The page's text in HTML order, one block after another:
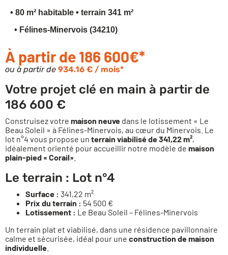
• 80 m² habitable • terrain 341 m²
• Félines-Minervois (34210)
À partir de 186 600€*
ou à partir de 934.16 € / mois*
Votre projet clé en main à partir de
186 600 €
Construisez votre maison neuve dans le lotissement « Le
Beau Soleil » à Félines-Minervois, au cœur du Minervois. Le
lot n°4 vous propose un terrain viabilisé de 341,22 m²,
idéalement orienté pour accueillir notre modèle de maison
plain-pied « Corail»
Le terrain : Lot n°4
Surface : 341,22 m²
Prix du terrain : 54 500 €
Lotissement : Le Beau Soleil – Félines-Minervois
Un terrain plat et viabilisé, dans une résidence pavillonnaire
calme et sécurisée, idéal pour une construction de maison
individuelle